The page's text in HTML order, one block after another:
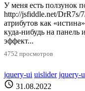
У меня есть ползунок
http://jsfiddle.net/DrR7s/
атрибутов как
куда-нибудь на панель
эффект...
4752 просмотров
jquery-ui uislider jquery-
schedule 31.08.2022